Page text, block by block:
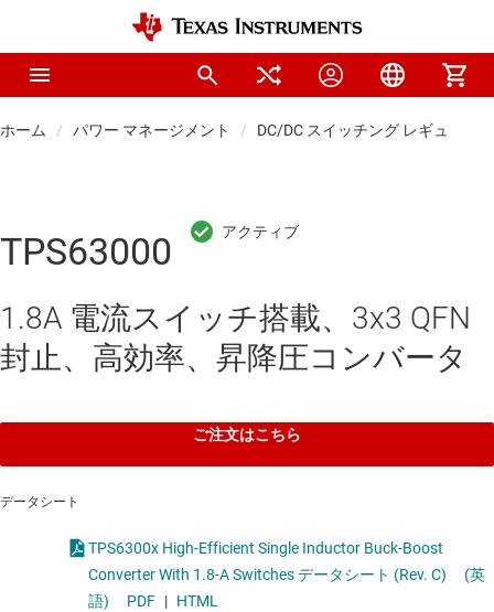
ホーム パワー マネージメント DC/DC スイッチング レギュレータ
TPS63000
1.8A 電流スイッチ搭載、3x3 QFN
封止、高効率、昇降圧コンバータ
ご注文はこちら
データシート
TPS6300x High-Efficient Single Inductor Buck-Boost
Converter With 1.8-A Switches データシート (Rev. C)
(英
語)
PDF | HTML